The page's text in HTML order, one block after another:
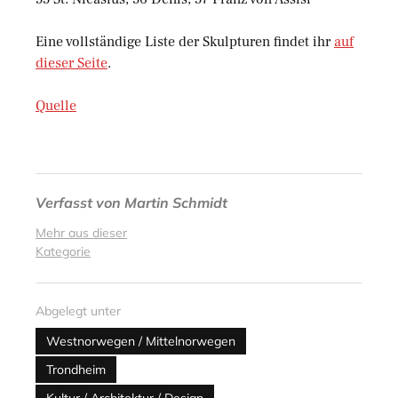
Eine vollständige Liste der Skulpturen findet ihrauf
dieser Seite.
Quelle
Verfasst von Martin Schmidt
Mehr aus dieser
Kategorie
Abgelegt unter
Westnorwegen / Mittelnorwegen
Trondheim